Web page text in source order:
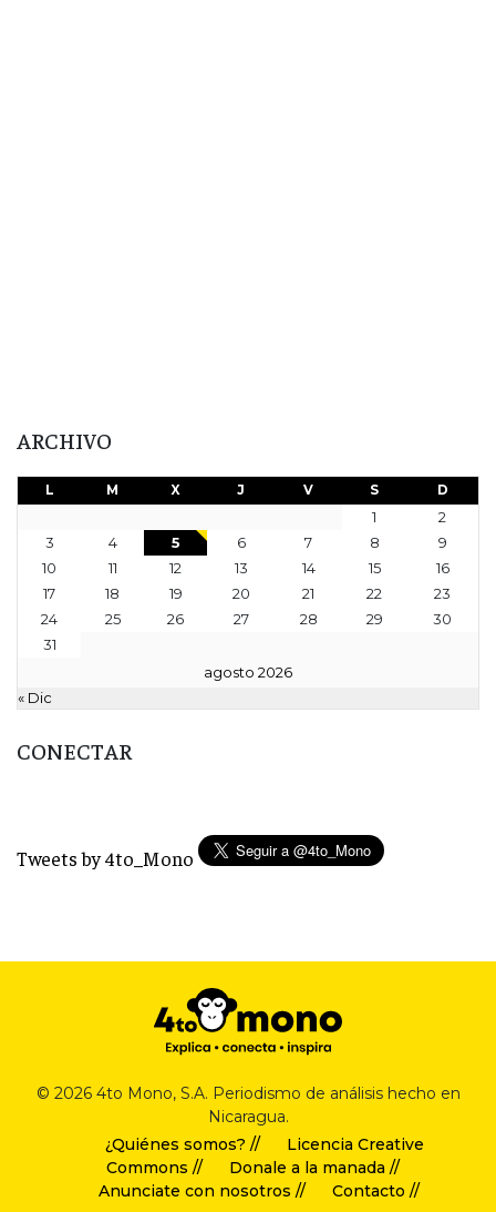
ARCHIVO
agosto 2026
L M X J V S D
1
2
3
4 5 6 7 8
9
10
11 12 13 14 15
16
17
18 19 20 21 22
23
24
25 26 27 28 29
30
31
« Dic
CONECTAR
Tweets by 4to_Mono
© 2026 4to Mono, S.A. Periodismo de análisis hecho en
Nicaragua.
¿Quiénes somos? //
Licencia Creative
Commons //
Donale a la manada //
Anunciate con nosotros //
Contacto //